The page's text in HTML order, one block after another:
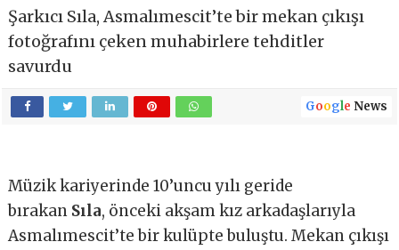
Şarkıcı Sıla, Asmalımescit’te bir mekan çıkışı
fotoğrafını çeken muhabirlere tehditler
savurdu
Google News
Müzik kariyerinde 10’uncu yılı geride
bırakan Sıla, önceki akşam kız arkadaşlarıyla
Asmalımescit’te bir kulüpte buluştu. Mekan çıkışı